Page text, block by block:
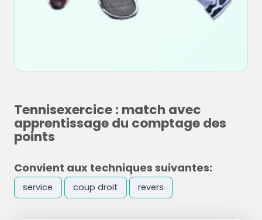
Tennisexercice : match avec
apprentissage du comptage des
points
Convient aux techniques suivantes:
service coup droit revers